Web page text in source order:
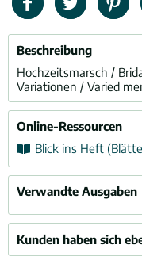
Beschreibung
Hochzeitsmarsch /
Variationen / Varied
Online-Ressourcen
Blick ins Heft
Verwandte Ausgaben
Kunden haben sich